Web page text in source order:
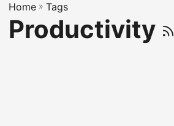
Home » Tags
Productivity